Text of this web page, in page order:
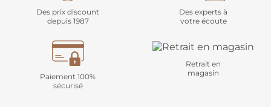
Des prix discount
depuis 1987
Des experts à
votre écoute
Paiement 100%
sécurisé
Retrait en
magasin